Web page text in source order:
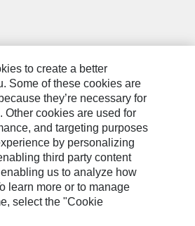
to create a better
Some of these cookies are
they’re necessary for
Other cookies are used for
and targeting purposes
by personalizing
third party content
us to analyze how
learn more or to manage
select the "Cookie